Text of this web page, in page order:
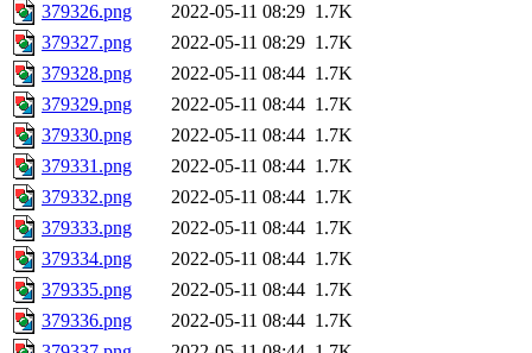
379326.png
2022-05-11 08:29 1.7K
379327.png
2022-05-11 08:29 1.7K
379328.png
2022-05-11 08:44 1.7K
379329.png
2022-05-11 08:44 1.7K
379330.png
2022-05-11 08:44 1.7K
379331.png
2022-05-11 08:44 1.7K
379332.png
2022-05-11 08:44 1.7K
379333.png
2022-05-11 08:44 1.7K
379334.png
2022-05-11 08:44 1.7K
379335.png
2022-05-11 08:44 1.7K
379336.png
2022-05-11 08:44 1.7K